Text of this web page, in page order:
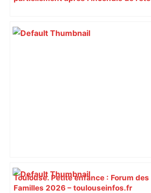
Toulouse. Petite enfance : Forum des
Familles 2026 – toulouseinfos.fr